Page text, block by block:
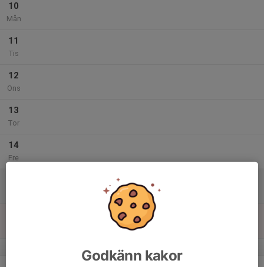
10
Mån
11
Tis
12
Ons
13
Tor
14
Fre
Godkänn kakor